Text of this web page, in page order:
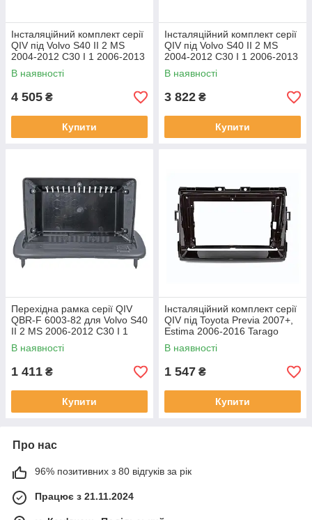
Інсталяційний комплект серії
QIV під Volvo S40 II 2 MS
2004-2012 C30 I 1 2006-2013
C70 II 2 2005-2013 (W1) 9
В наявності
4 505 ₴
Купити
Інсталяційний комплект серії
QIV під Volvo S40 II 2 MS
2004-2012 C30 I 1 2006-2013
C70 II 2 2005-2013 (W2) 9
В наявності
3 822 ₴
Купити
Перехідна рамка серії QIV
QBR-F 6003-82 для Volvo S40
II 2 MS 2006-2012 C30 I 1
2006-2013 C70 II 2 2004-2010
9 дюймів
В наявності
1 411 ₴
Купити
Інсталяційний комплект серії
QIV під Toyota Previa 2007+,
Estima 2006-2016 Tarago
2007-2016 (W1) 9 дюймів
В наявності
1 547 ₴
Купити
Про нас
96% позитивних з 80 відгуків за рік
Працює з 21.11.2024